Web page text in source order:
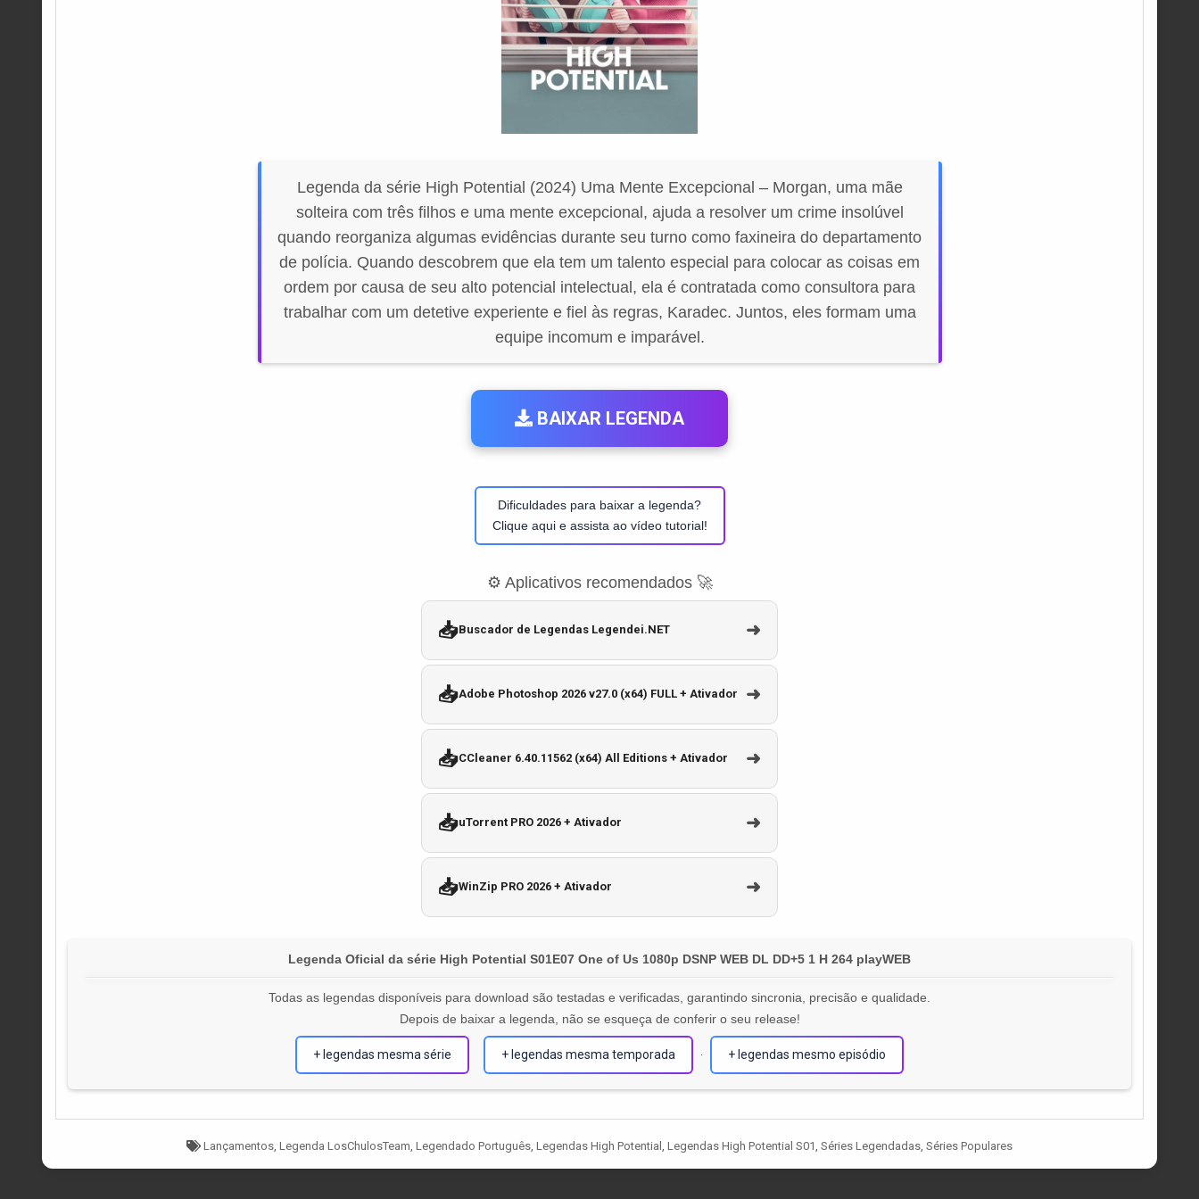
Legenda da série High Potential (2024) Uma Mente Excepcional – Morgan, uma mãe
solteira com três filhos e uma mente excepcional, ajuda a resolver um crime insolúvel
quando reorganiza algumas evidências durante seu turno como faxineira do departamento
de polícia. Quando descobrem que ela tem um talento especial para colocar as coisas em
ordem por causa de seu alto potencial intelectual, ela é contratada como consultora para
trabalhar com um detetive experiente e fiel às regras, Karadec. Juntos, eles formam uma
equipe incomum e imparável.
BAIXAR LEGENDA
Dificuldades para baixar a legenda?
Clique aqui e assista ao vídeo tutorial!
⚙️ Aplicativos recomendados 🚀
📥Buscador de Legendas Legendei.NET ➜
📥Adobe Photoshop 2026 v27.0 (x64) FULL + Ativador ➜
📥CCleaner 6.40.11562 (x64) All Editions + Ativador ➜
📥uTorrent PRO 2026 + Ativador ➜
📥WinZip PRO 2026 + Ativador ➜
Legenda Oficial da série High Potential S01E07 One of Us 1080p DSNP WEB DL DD+5 1 H 264 playWEB
Todas as legendas disponíveis para download são testadas e verificadas, garantindo sincronia, precisão e qualidade.
Depois de baixar a legenda, não se esqueça de conferir o seu release!
+ legendas mesma série + legendas mesma temporada · + legendas mesmo episódio
Tagged
Lançamentos Legenda LosChulosTeam Legendado Português Legendas High Potential Legendas High Potential S01 Séries Legendadas Séries Populares